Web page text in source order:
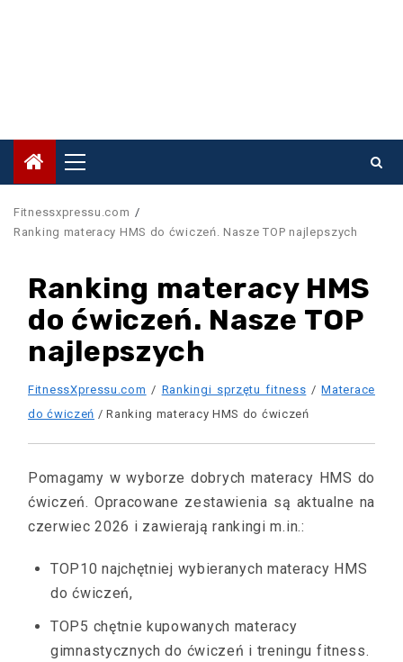
Primary
Menu
Fitnessxpressu.com
Ranking materacy HMS do ćwiczeń. Nasze TOP najlepszych
Ranking materacy HMS
do ćwiczeń. Nasze TOP
najlepszych
FitnessXpressu.com / Rankingi sprzętu fitness /Materace
do ćwiczeń / Ranking materacy HMS do ćwiczeń
Pomagamy w wyborze dobrych materacy HMS do
ćwiczeń. Opracowane zestawienia są aktualne na
czerwiec 2026 i zawierają rankingi m.in.:
TOP10 najchętniej wybieranych materacy HMS
do ćwiczeń,
TOP5 chętnie kupowanych materacy
gimnastycznych do ćwiczeń i treningu fitness.